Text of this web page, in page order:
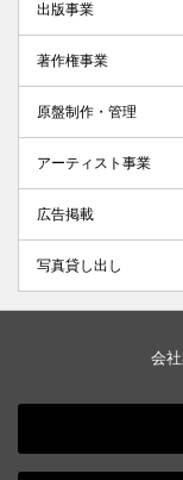
出版事業
著作権事業
原盤制作・管理
アーティスト事業
広告掲載
写真貸し出し
会